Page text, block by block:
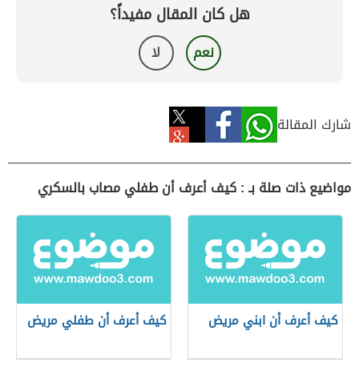
هل كان المقال مفيداً؟
نعم لا
شارك المقالة
مواضيع ذات صلة بـ : كيف أعرف أن طفلي مصاب بالسكري
كيف أعرف أن ابني مريض كيف أعرف أن طفلي مريض